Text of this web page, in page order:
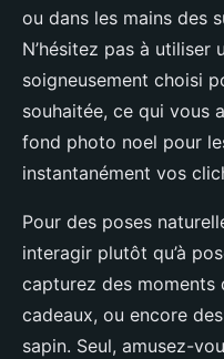
ou dans les mains des
N’hésitez pas à utiliser
soigneusement choisi
souhaitée, ce qui vous
fond photo noel pour
instantanément vos
Pour des poses
interagir plutôt qu’à
capturez des moments
cadeaux, ou encore
sapin. Seul, amusez-